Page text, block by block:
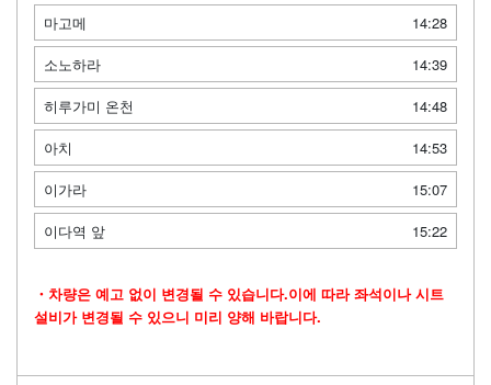
마고메
14:28
소노하라
14:39
히루가미 온천
14:48
아치
14:53
이가라
15:07
이다역 앞
15:22
・차량은 예고 없이 변경될 수 있습니다.이에 따라 좌석이나 시트
설비가 변경될 수 있으니 미리 양해 바랍니다.